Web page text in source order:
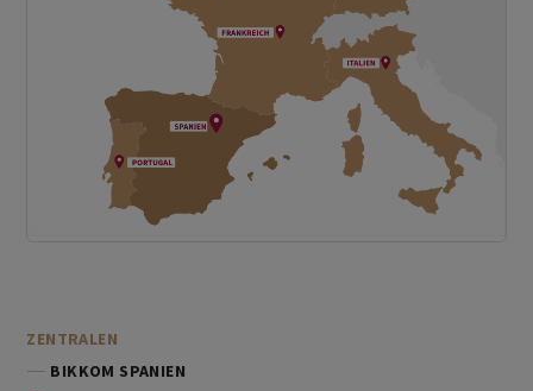
ZENTRALEN
BIKKOM SPANIEN